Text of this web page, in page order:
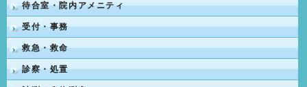
待合室・院内アメニティ
受付・事務
救急・救命
診察・処置